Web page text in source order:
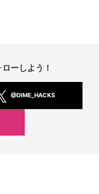
ーしよう！
@DIME_HACKS